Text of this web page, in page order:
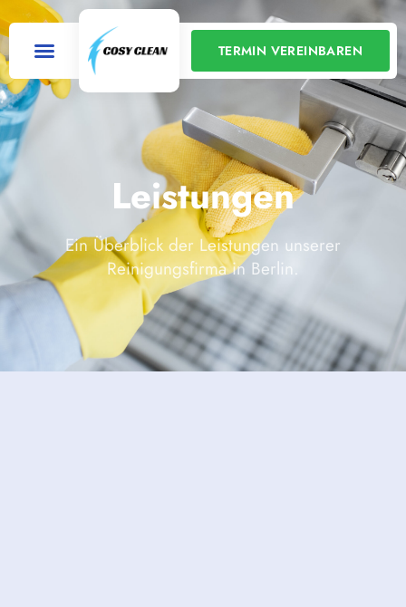
TERMIN VEREINBAREN
Leistungen
Ein Überblick der Leistungen unserer
Reinigungsfirma in Berlin.